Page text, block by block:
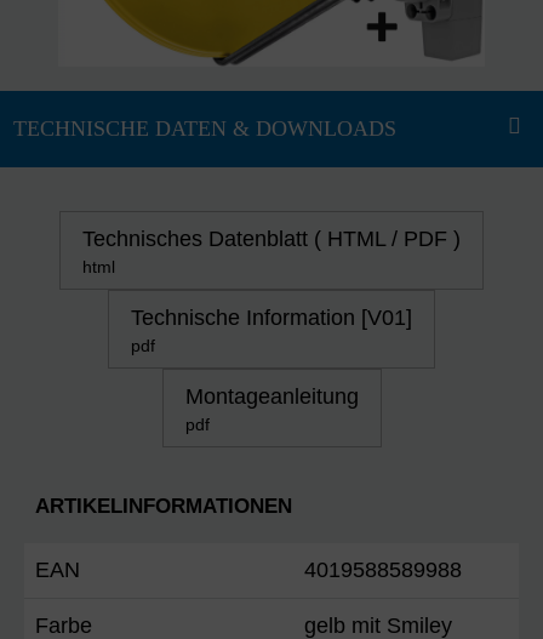
Technisches Datenblatt ( HTML / PDF )
html
Technische Information [V01]
pdf
Montageanleitung
pdf
ARTIKELINFORMATIONEN
EAN 4019588589988
Farbe gelb mit Smiley